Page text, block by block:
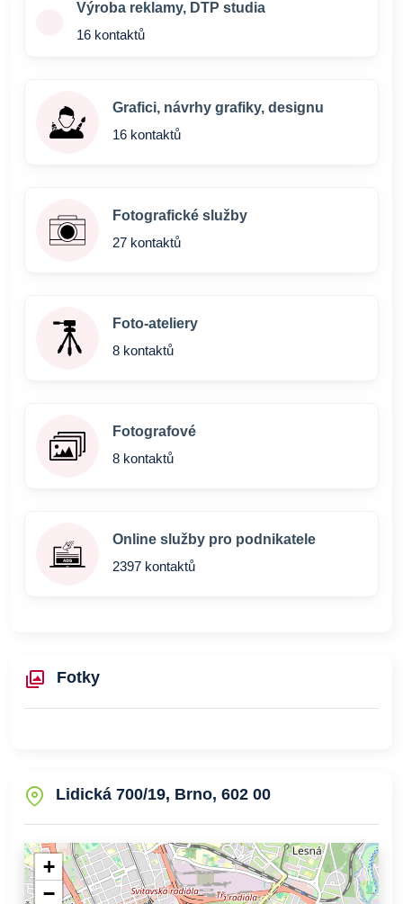
Výroba reklamy, DTP studia
16 kontaktů
Grafici, návrhy grafiky, designu
16 kontaktů
Fotografické služby
27 kontaktů
Foto-ateliery
8 kontaktů
Fotografové
8 kontaktů
Online služby pro podnikatele
2397 kontaktů
Fotky
Lidická 700/19, Brno, 602 00
+
−